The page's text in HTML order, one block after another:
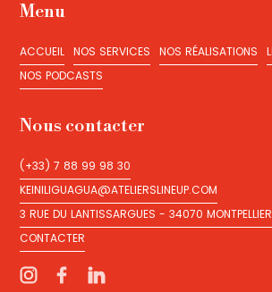
Menu
ACCUEIL
ACCUEIL
NOS SERVICES
NOS SERVICES
NOS RÉALISATIONS
NOS PODCASTS
Nous contacter
(+33) 7 88 99 98 30
(+33) 7 88 99 98 30
KEINILIGUAGUA@ATELIERSLINEUP.COM
KEINILIGUAGUA@ATELIERSLINEUP.COM
3 RUE DU LANTISSARGUES - 34070 MONTPELLIER
3 RUE DU LANTISSARGUES - 34070 MONTPELLIER
CONTACTER